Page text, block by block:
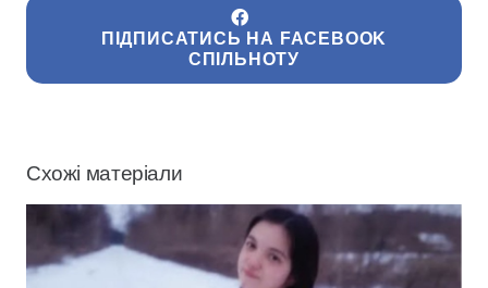
ПІДПИСАТИСЬ НА FACEBOOK
СПІЛЬНОТУ
Схожі матеріали